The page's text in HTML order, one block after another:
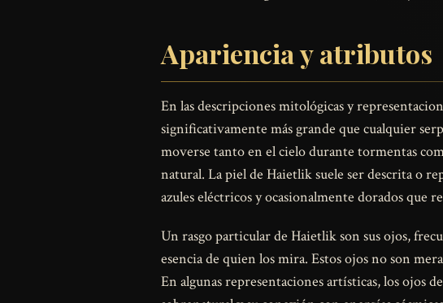
Apariencia y atributos
En las descripciones mitológicas y
significativamente más grande que cualquier
moverse tanto en el cielo durante tormentas
natural. La piel de Haietlik suele ser descrita o
azules eléctricos y ocasionalmente dorados que
Un rasgo particular de Haietlik son sus ojos,
esencia de quien los mira. Estos ojos no son
En algunas representaciones artísticas, los ojos